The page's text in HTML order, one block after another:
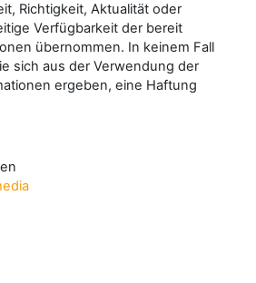
Richtigkeit, Aktualität oder
Verfügbarkeit der bereit
übernommen. In keinem Fall
sich aus der Verwendung der
ergeben, eine Haftung